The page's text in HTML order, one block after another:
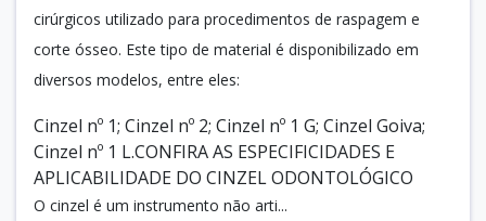
cirúrgicos utilizado para procedimentos de raspagem e
corte ósseo. Este tipo de material é disponibilizado em
diversos modelos, entre eles:
Cinzel nº 1; Cinzel nº 2; Cinzel nº 1 G; Cinzel Goiva;
Cinzel nº 1 L.CONFIRA AS ESPECIFICIDADES E
APLICABILIDADE DO CINZEL ODONTOLÓGICO
O cinzel é um instrumento não arti...